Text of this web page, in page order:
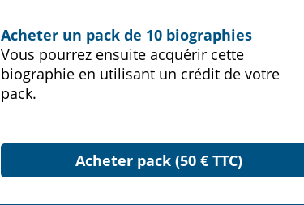
Acheter un pack de 10 biographies
Vous pourrez ensuite acquérir cette
biographie en utilisant un crédit de votre
pack.
Acheter pack (50 € TTC)